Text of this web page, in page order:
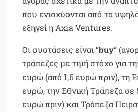
που ενισχύονται από τα
εξηγεί η Axia Ventures.
Οι συστάσεις είναι “buy”
τράπεζες με τιμή στόχο για
ευρώ (από 1,6 ευρώ πριν), τη
ευρώ, την Εθνική Τράπεζα σε
ευρώ πριν) και Τράπεζα